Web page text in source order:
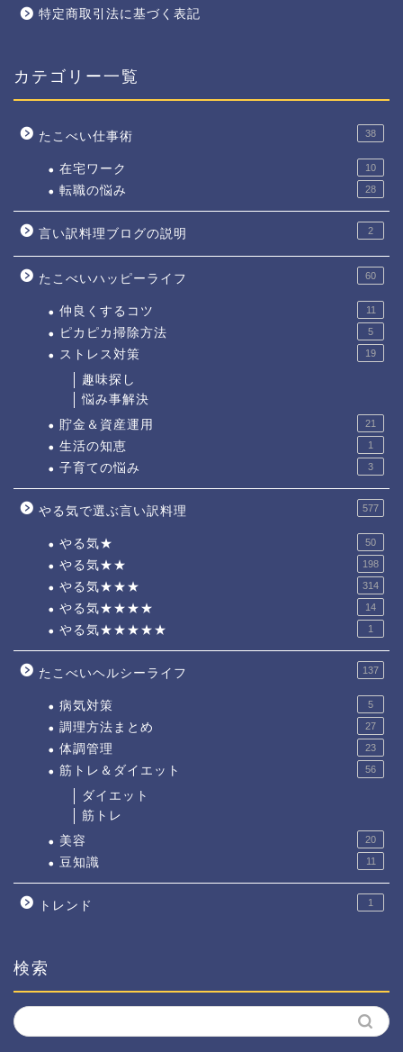
特定商取引法に基づく表記
カテゴリー一覧
たこべい仕事術 38
在宅ワーク 10
転職の悩み 28
言い訳料理ブログの説明 2
たこべいハッピーライフ 60
仲良くするコツ 11
ピカピカ掃除方法 5
ストレス対策 19
趣味探し
悩み事解決
貯金＆資産運用
21
生活の知恵 1
子育ての悩み 3
やる気で選ぶ言い訳料理 577
やる気★ 50
やる気★★ 198
やる気★★★ 314
やる気★★★★ 14
やる気★★★★★ 1
たこべいヘルシーライフ 137
病気対策 5
調理方法まとめ 27
体調管理 23
筋トレ＆ダイエット 56
ダイエット
筋トレ
美容
20
豆知識 11
トレンド 1
検索